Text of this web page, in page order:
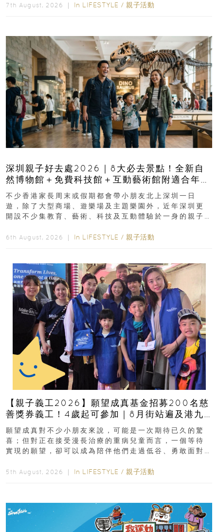
7th August, 2026 ｜ In LIFESTYLE / 親子活動
深圳親子好去處2026｜8大必去景點！全新自
然博物館＋免費科技館＋互動藝術館附適合年
齡、交通、門票、開放時間
不少香港家長周末或假期都會帶小朋友北上深圳一日
遊，除了大型商場、遊樂場及主題樂園外，近年深圳更
開設不少集教育、藝術、科技及互動體驗於一身的親子
6th August, 2026 ｜ In LIFESTYLE / 親子活動
【親子義工2026】願望成真基金招募200名慈
善獎券義工！4歲起可參加｜8月街站遍及港九
新界
願望成真對不少小朋友來說，可能是一次期待已久的驚
喜；但對正在接受漫長治療的重病兒童而言，一個等待
實現的願望，卻可以成為陪伴他們走過低谷、勇敢面對
5th August, 2026 ｜ In LIFESTYLE / 親子活動